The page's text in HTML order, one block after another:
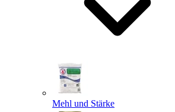
Mehl und Stärke